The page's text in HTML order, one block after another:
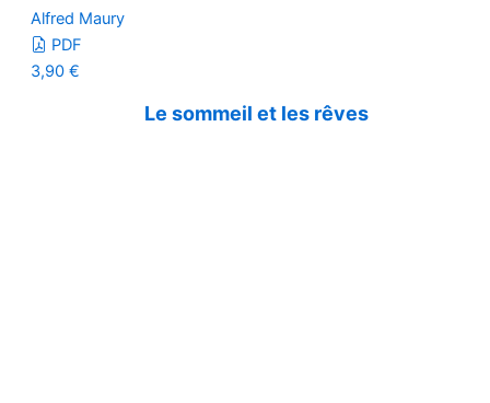
Alfred Maury
PDF
3,90 €
Le sommeil et les rêves